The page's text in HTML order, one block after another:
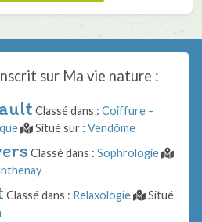
sur Ma vie nature :
Classé dans : Coiffure –
Situé sur : Vendôme
Classé dans : Sophrologie
Classé dans : Relaxologie
Situé